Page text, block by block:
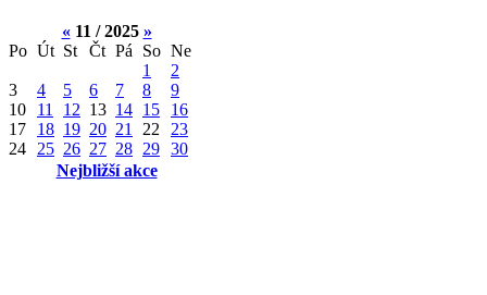
«11 / 2025 »
Po Út St Čt Pá So Ne
1
2
3
4 5 6 7 8
9
10
11 12 13 14 15
16
17
18 19 20 21 22
23
24
25 26 27 28 29 30
Nejbližší akce